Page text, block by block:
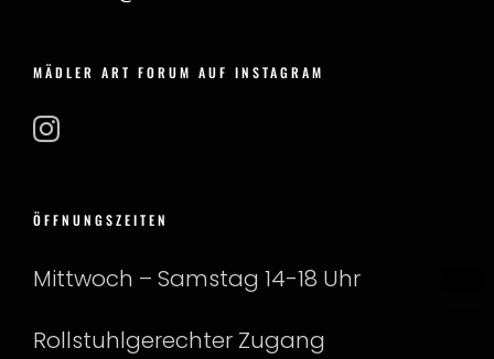
MÄDLER ART FORUM AUF INSTAGRAM
ÖFFNUNGSZEITEN
Mittwoch – Samstag 14-18 Uhr
Rollstuhlgerechter Zugang